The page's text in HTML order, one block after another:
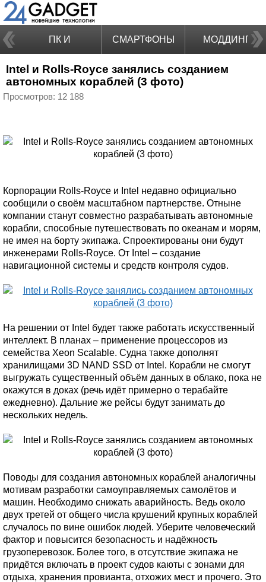
ПК И
НОУТБУКИ
СМАРТФОНЫ МОДДИНГ
Intel и Rolls-Royce занялись созданием
автономных кораблей (3 фото)
Просмотров: 12 188
Корпорации Rolls-Royce и Intel недавно официально
сообщили о своём масштабном партнерстве. Отныне
компании станут совместно разрабатывать автономные
корабли, способные путешествовать по океанам и морям,
не имея на борту экипажа. Спроектированы они будут
инженерами Rolls-Royce. От Intel – создание
навигационной системы и средств контроля судов.
На решении от Intel будет также работать искусственный
интеллект. В планах – применение процессоров из
семейства Xeon Scalable. Судна также дополнят
хранилищами 3D NAND SSD от Intel. Корабли не смогут
выгружать существенный объём данных в облако, пока не
окажутся в доках (речь идёт примерно о терабайте
ежедневно). Дальние же рейсы будут занимать до
нескольких недель.
Поводы для создания автономных кораблей аналогичны
мотивам разработки самоуправляемых самолётов и
машин. Необходимо снижать аварийность. Ведь около
двух третей от общего числа крушений крупных кораблей
случалось по вине ошибок людей. Уберите человеческий
фактор и повысится безопасность и надёжность
грузоперевозок. Более того, в отсутствие экипажа не
придётся включать в проект судов каюты с зонами для
отдыха, хранения провианта, отхожих мест и прочего. Это